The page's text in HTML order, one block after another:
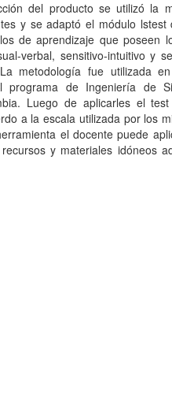
del producto se utilizó la
y se adaptó el módulo lstest
de aprendizaje que poseen
verbal, sensitivo-intuitivo y
metodología fue utilizada
programa de Ingeniería de
Luego de aplicarles el
a la escala utilizada por los
el docente puede
y materiales idóneos